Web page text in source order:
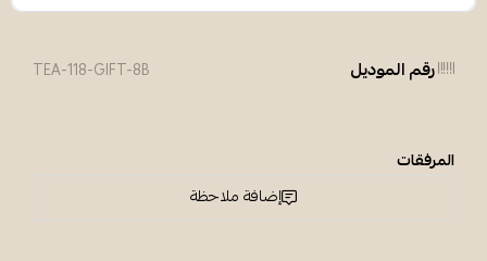
رقم الموديل TEA-118-GIFT-8B
المرفقات
إضافة ملاحظة